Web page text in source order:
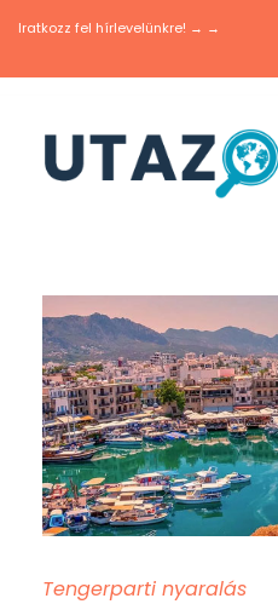
Iratkozz fel hírlevelünkre! → →
Tengerparti nyaralás